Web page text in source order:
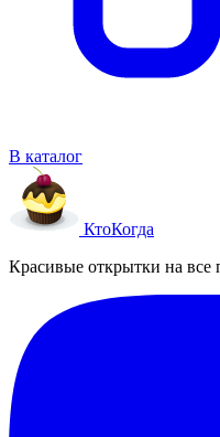
В каталог
КтоКогда
Красивые открытки на все